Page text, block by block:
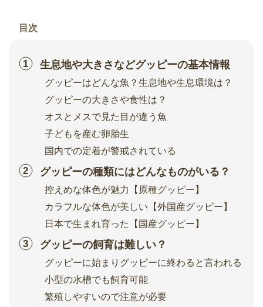
目次
生息地や大きさなどグッピーの基本情報
グッピーはどんな魚？生息地や生息環境は？
グッピーの大きさや食性は？
オスとメスで見た目が違う魚
子どもを産む卵胎生
国内での定着が警戒されている
グッピーの種類にはどんなものがいる？
控えめな体色が魅力【原種グッピー】
カラフルな体色が美しい【外国産グッピー】
日本で生まれ育った【国産グッピー】
グッピーの飼育は難しい？
グッピーに始まりグッピーに終わると言われる
小型の水槽でも飼育可能
繁殖しやすいので注意が必要